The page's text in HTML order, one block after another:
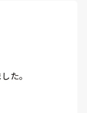
た。
いと思います。